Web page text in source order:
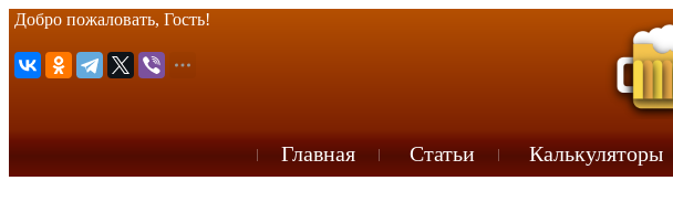
Добро пожаловать, Гость!
Главная Статьи Калькуляторы